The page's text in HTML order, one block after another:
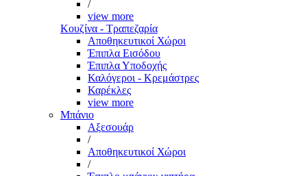
/
view more
Κουζίνα - Τραπεζαρία
Αποθηκευτικοί Χώροι
Έπιπλα Εισόδου
Έπιπλα Υποδοχής
Καλόγεροι - Κρεμάστρες
Καρέκλες
view more
Μπάνιο
Αξεσουάρ
/
Αποθηκευτικοί Χώροι
/